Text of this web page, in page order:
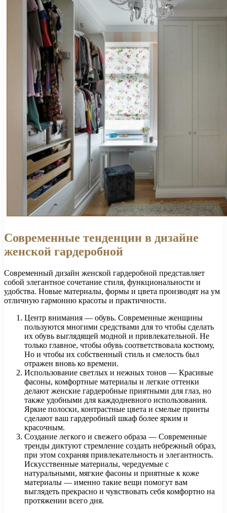
Современные тенденции в дизайне
женской гардеробной
Современный дизайн женской гардеробной представляет
собой элегантное сочетание стиля, функциональности и
удобства. Новые материалы, формы и цвета производят на ум
отличную гармонию красоты и практичности.
Центр внимания — обувь. Современные женщины
пользуются многими средствами для то чтобы сделать
их обувь выглядящей модной и привлекательной. Не
только главное, чтобы обувь соответствовала костюму,
Но и чтобы их собственный стиль и смелость был
отражен вновь ко времени.
Использование светлых и нежных тонов — Красивые
фасоны, комфортные материалы и легкие оттенки
делают женские гардеробные приятными для глаз, но
также удобными для каждодневного использования.
Яркие полоски, контрастные цвета и смелые принты
сделают ваш гардеробный шкаф более ярким и
красочным.
Создание легкого и свежего образа — Современные
тренды диктуют стремление создать небрежный образ,
при этом сохраняя привлекательность и элегантность.
Искусственные материалы, чередуемые с
натуральными, мягкие фасоны и приятные к коже
материалы — именно такие вещи помогут вам
выглядеть прекрасно и чувствовать себя комфортно на
протяжении всего дня.